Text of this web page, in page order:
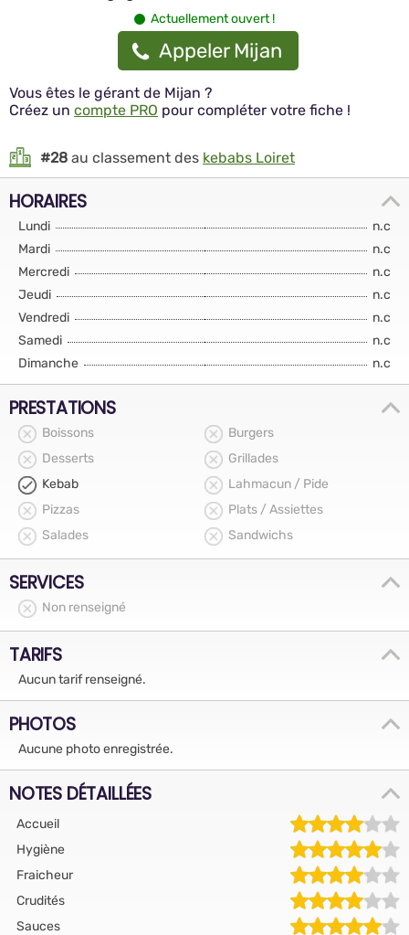
Actuellement ouvert !
Appeler Mijan
Vous êtes le gérant de Mijan ?
Créez un compte PRO pour compléter votre fiche !
#28 au classement des kebabs Loiret
HORAIRES
Lundi
n.c
Mardi
n.c
Mercredi
n.c
Jeudi
n.c
Vendredi
n.c
Samedi
n.c
Dimanche
n.c
PRESTATIONS
Boissons
Burgers
Desserts
Grillades
Kebab
Lahmacun / Pide
Pizzas
Plats / Assiettes
Salades
Sandwichs
SERVICES
Non renseigné
TARIFS
Aucun tarif renseigné.
PHOTOS
Aucune photo enregistrée.
NOTES DÉTAILLÉES
Accueil
Hygiène
Fraicheur
Crudités
Sauces